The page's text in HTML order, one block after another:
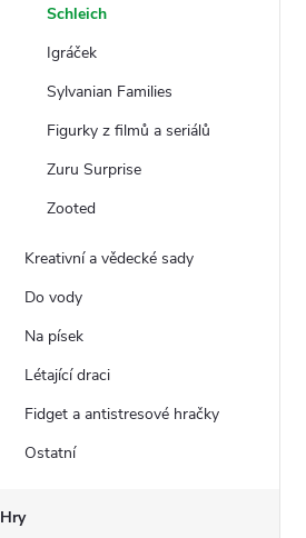
Schleich
Igráček
Sylvanian Families
Figurky z filmů a seriálů
Zuru Surprise
Zooted
Kreativní a vědecké sady
Do vody
Na písek
Létající draci
Fidget a antistresové hračky
Ostatní
Hry